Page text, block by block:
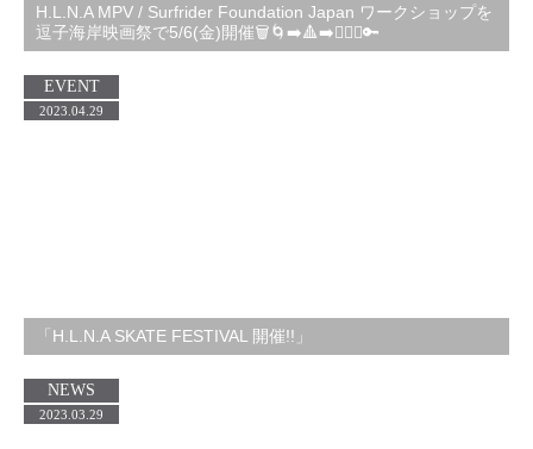
H.L.N.A MPV / Surfrider Foundation Japan ワークショップを
逗子海岸映画祭で5/6(金)開催🗑️🌀➡️🔺➡️🏄🏻‍♂️🔑
「H.L.N.A SKATE FESTIVAL 開催!!」
EVENT
2023.04.29
NEWS
2023.03.29